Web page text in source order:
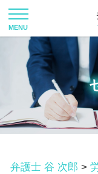
弁護士 谷 次郎 >